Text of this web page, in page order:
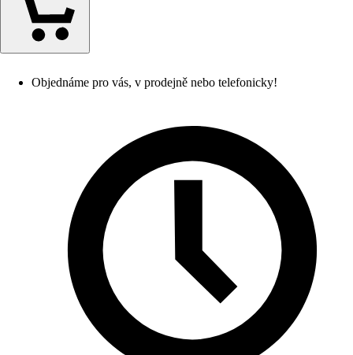
Objednáme pro vás, v prodejně nebo telefonicky!